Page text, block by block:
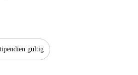
gültig